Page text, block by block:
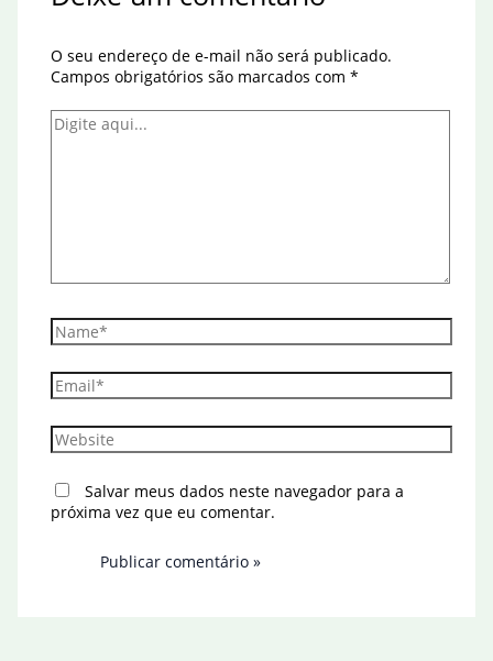
O seu endereço de e-mail não será publicado.
Campos obrigatórios são marcados com *
Digite
aqui...
Name*
Email*
Website
Salvar meus dados neste navegador para a
próxima vez que eu comentar.